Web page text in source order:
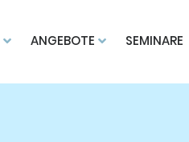
ANGEBOTE SEMINARE